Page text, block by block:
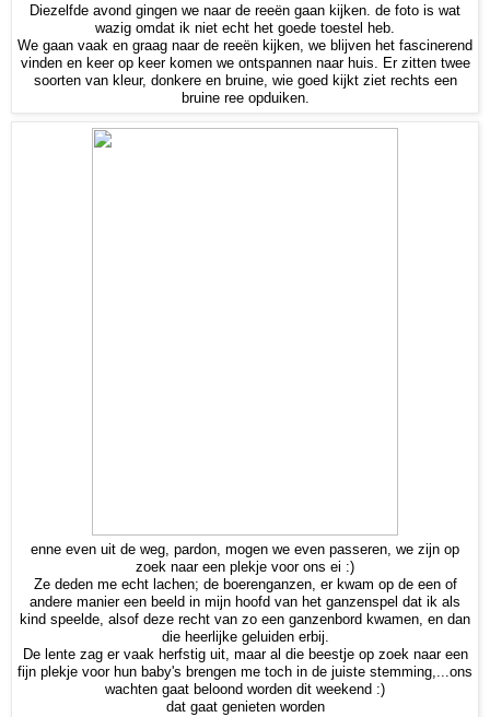
Diezelfde avond gingen we naar de reeën gaan kijken. de foto is wat
wazig omdat ik niet echt het goede toestel heb.
We gaan vaak en graag naar de reeën kijken, we blijven het fascinerend
vinden en keer op keer komen we ontspannen naar huis. Er zitten twee
soorten van kleur, donkere en bruine, wie goed kijkt ziet rechts een
bruine ree opduiken.
enne even uit de weg, pardon, mogen we even passeren, we zijn op
zoek naar een plekje voor ons ei :)
Ze deden me echt lachen; de boerenganzen, er kwam op de een of
andere manier een beeld in mijn hoofd van het ganzenspel dat ik als
kind speelde, alsof deze recht van zo een ganzenbord kwamen, en dan
die heerlijke geluiden erbij.
De lente zag er vaak herfstig uit, maar al die beestje op zoek naar een
fijn plekje voor hun baby's brengen me toch in de juiste stemming,...ons
wachten gaat beloond worden dit weekend :)
dat gaat genieten worden